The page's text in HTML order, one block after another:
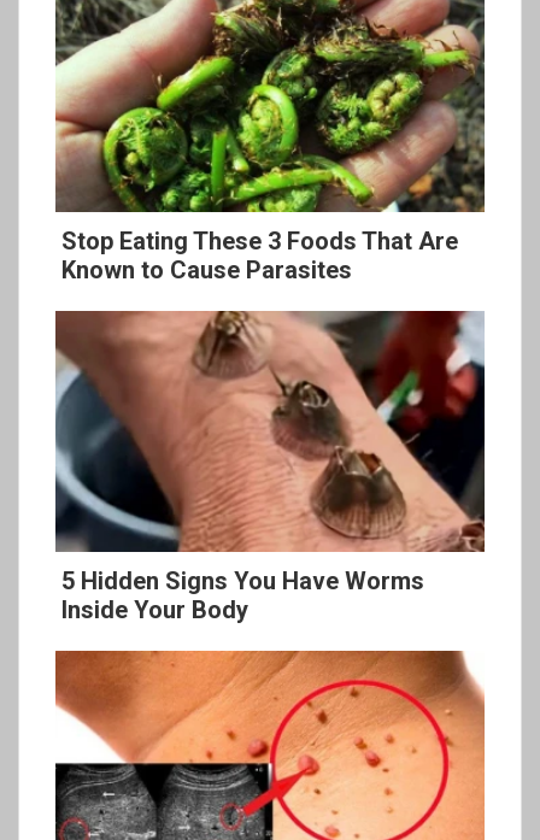
Stop Eating These 3 Foods That Are
Known to Cause Parasites
5 Hidden Signs You Have Worms
Inside Your Body